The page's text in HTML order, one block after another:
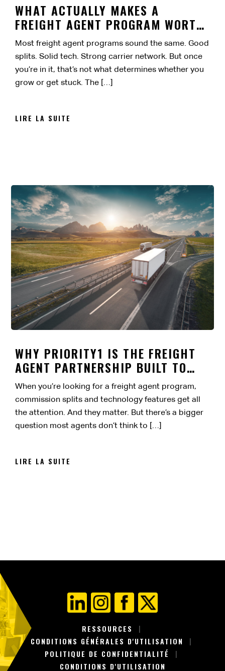
WHAT ACTUALLY MAKES A
FREIGHT AGENT PROGRAM WORTH
IT?
Most freight agent programs sound the same. Good
splits. Solid tech. Strong carrier network. But once
you’re in it, that’s not what determines whether you
grow or get stuck. The […]
LIRE LA SUITE
WHY PRIORITY1 IS THE FREIGHT
AGENT PARTNERSHIP BUILT TO
LAST
When you’re looking for a freight agent program,
commission splits and technology features get all
the attention. And they matter. But there’s a bigger
question most agents don’t think to […]
LIRE LA SUITE
RESSOURCES
CONDITIONS GÉNÉRALES D'UTILISATION
POLITIQUE DE CONFIDENTIALITÉ
CONDITIONS D'UTILISATION